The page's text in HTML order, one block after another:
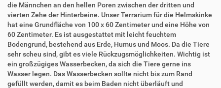
die Männchen an den hellen Poren zwischen der dritten und
vierten Zehe der Hinterbeine. Unser Terrarium für die Helmskinke
hat eine Grundfläche von 100 x 60 Zentimeter und eine Höhe von
60 Zentimeter. Es ist ausgestattet mit leicht feuchtem
Bodengrund, bestehend aus Erde, Humus und Moos. Da die Tiere
sehr scheu sind, gibt es viele Rückzugsmöglichkeiten. Wichtig ist
ein großzügiges Wasserbecken, da sich die Tiere gerne ins
Wasser legen. Das Wasserbecken sollte nicht bis zum Rand
gefüllt werden, damit es beim Baden nicht überläuft und